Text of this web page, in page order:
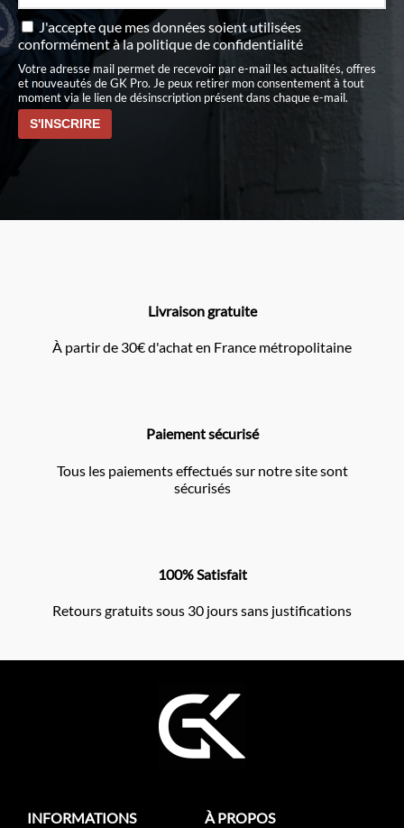
J'accepte que mes données soient utilisées
conformément àla politique de confidentialité
Votre adresse mail permet de recevoir par e-mail les actualités, offres
et nouveautés de GK Pro. Je peux retirer mon consentement à tout
moment via le lien de désinscription présent dans chaque e-mail.
Livraison gratuite
À partir de 30€ d'achat en France métropolitaine
Paiement sécurisé
Tous les paiements effectués sur notre site sont
sécurisés
100% Satisfait
Retours gratuits sous 30 jours sans justifications
INFORMATIONS À PROPOS